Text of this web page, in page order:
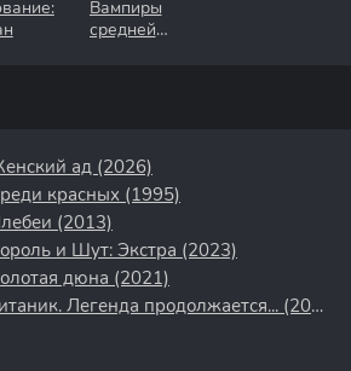
Вампиры
средней
ад (2026)
красных (1995)
(2013)
и Шут: Экстра (2023)
дюна (2021)
Титаник. Легенда продолжается... (2000)